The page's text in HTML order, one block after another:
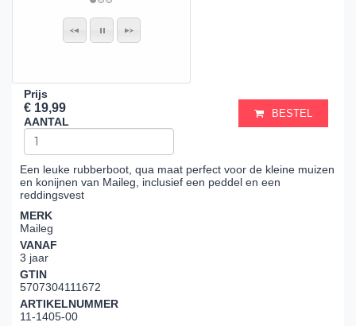
Prijs
€ 19,99
AANTAL
BESTEL
Een leuke rubberboot, qua maat perfect voor de kleine muizen
en konijnen van Maileg, inclusief een peddel en een
reddingsvest
MERK
Maileg
VANAF
3 jaar
GTIN
5707304111672
ARTIKELNUMMER
11-1405-00